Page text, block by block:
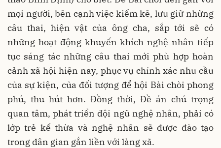
mọi người, bên cạnh việc kiểm kê, lưu giữ những
câu thai, hiện vật của ông cha, sắp tới sẽ có
những hoạt động khuyến khích nghệ nhân tiếp
tục sáng tác những câu thai mới phù hợp hoàn
cảnh xã hội hiện nay, phục vụ chính xác nhu cầu
của sự kiện, của đối tượng để hội Bài chòi phong
phú, thu hút hơn. Đồng thời, Đề án chú trọng
quan tâm, phát triển đội ngũ nghệ nhân, phải có
lớp trẻ kế thừa và nghệ nhân sẽ được đào tạo
trong dân gian gắn liền với làng xã.